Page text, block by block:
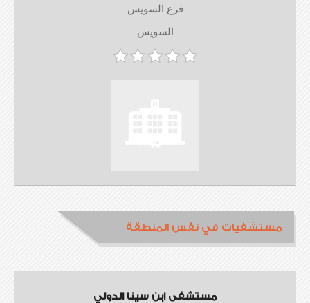
فرع السويس
السويس
مستشفيات في نفس المنطقة
مستشفى ابن سينا الدولي